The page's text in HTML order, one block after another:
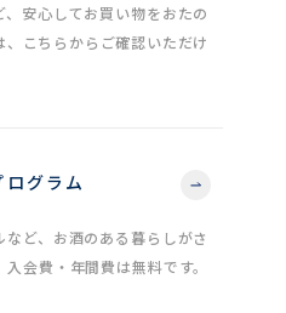
安心してお買い物をおたの
、こちらからご確認いただけ
グラム
ど、お酒のある暮らしがさ
会費・年間費は無料です。